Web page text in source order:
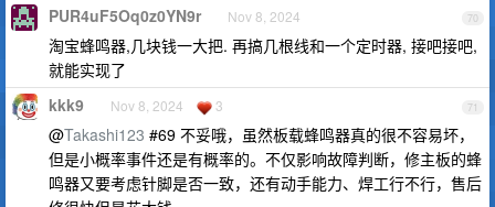
70
PUR4uF5Oq0z0YN9r Nov 8, 2024
淘宝蜂鸣器,几块钱一大把. 再搞几根线和一个定时器, 接吧接吧,
就能实现了
71
kkk9 Nov 8, 2024 3
@Takashi123 #69 不妥哦，虽然板载蜂鸣器真的很不容易坏，
但是小概率事件还是有概率的。不仅影响故障判断，修主板的蜂
鸣器又要考虑针脚是否一致，还有动手能力、焊工行不行，售后